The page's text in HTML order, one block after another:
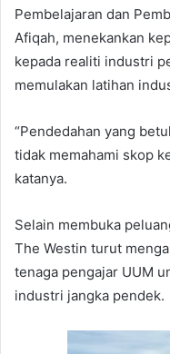
Pembelajaran dan
Afiqah, menekankan
kepada realiti industri
memulakan latihan
“Pendedahan yang
tidak memahami skop
katanya.
Selain membuka
The Westin turut
tenaga pengajar UUM
industri jangka pendek.